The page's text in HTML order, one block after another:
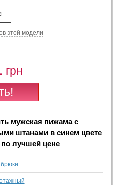
этой модели
грн
мужская пижама с
штанами в синем цвете
по лучшей цене